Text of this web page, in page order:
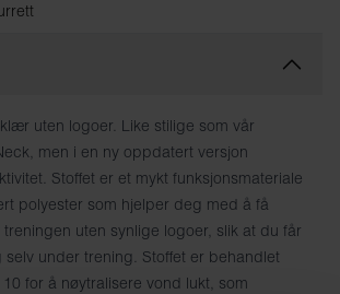
uten logoer. Like stilige som vår
men i en ny oppdatert versjon
Stoffet er et mykt funksjonsmateriale
polyester som hjelper deg med å få
uten synlige logoer, slik at du får
selv under trening. Stoffet er behandlet
for å nøytralisere vond lukt, som